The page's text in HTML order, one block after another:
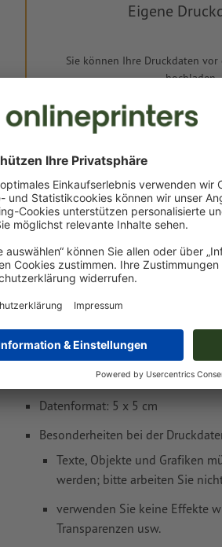
Eigene
Sie können Ihre Druckdaten
hochladen.
Lieferung ca.:
Fr, 14. Aug.
Gewicht: ca.44,2 g
Druckdatenhinweise
Datenformat: 5 x 5 cm
Besonderheiten bei der
Texte, Objekte und Grafiken
werden; bitte arbeiten Sie
verwenden Sie keine Effekte
Transparenzen usw.